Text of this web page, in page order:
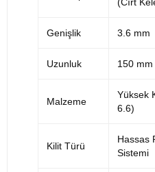
Genişlik 3.6 mm
Uzunluk 150 mm
Malzeme
Yüksek
6.6)
Kilit Türü
Hassas
Sistemi